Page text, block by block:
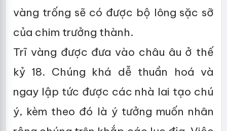
vàng trống sẽ có được bộ lông sặc sỡ
của chim trưởng thành.
Trĩ vàng được đưa vào châu âu ở thế
kỷ 18. Chúng khá dễ thuần hoá và
ngay lập tức được các nhà lai tạo chú
ý, kèm theo đó là ý tưởng muốn nhân